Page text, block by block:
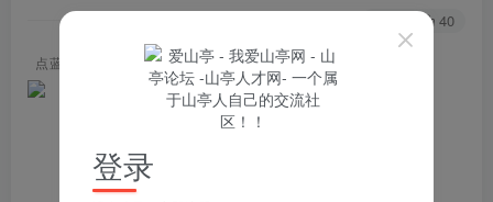
40
点蓝色字关注 “山亭快报”
登录